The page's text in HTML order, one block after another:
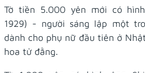
Tờ tiền 5.000 yên mới có
1929) - người sáng lập một
dành cho phụ nữ đầu tiên ở
hoa tử đằng.